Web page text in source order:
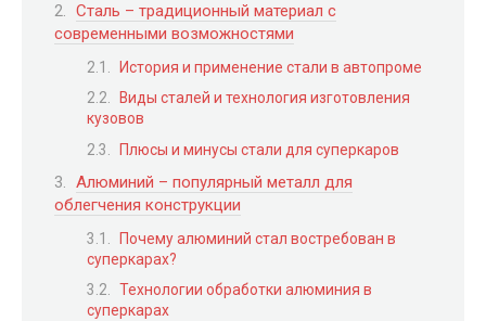
Сталь – традиционный материал с
современными возможностями
История и применение стали в автопроме
Виды сталей и технология изготовления
кузовов
Плюсы и минусы стали для суперкаров
Алюминий – популярный металл для
облегчения конструкции
Почему алюминий стал востребован в
суперкарах?
Технологии обработки алюминия в
суперкарах